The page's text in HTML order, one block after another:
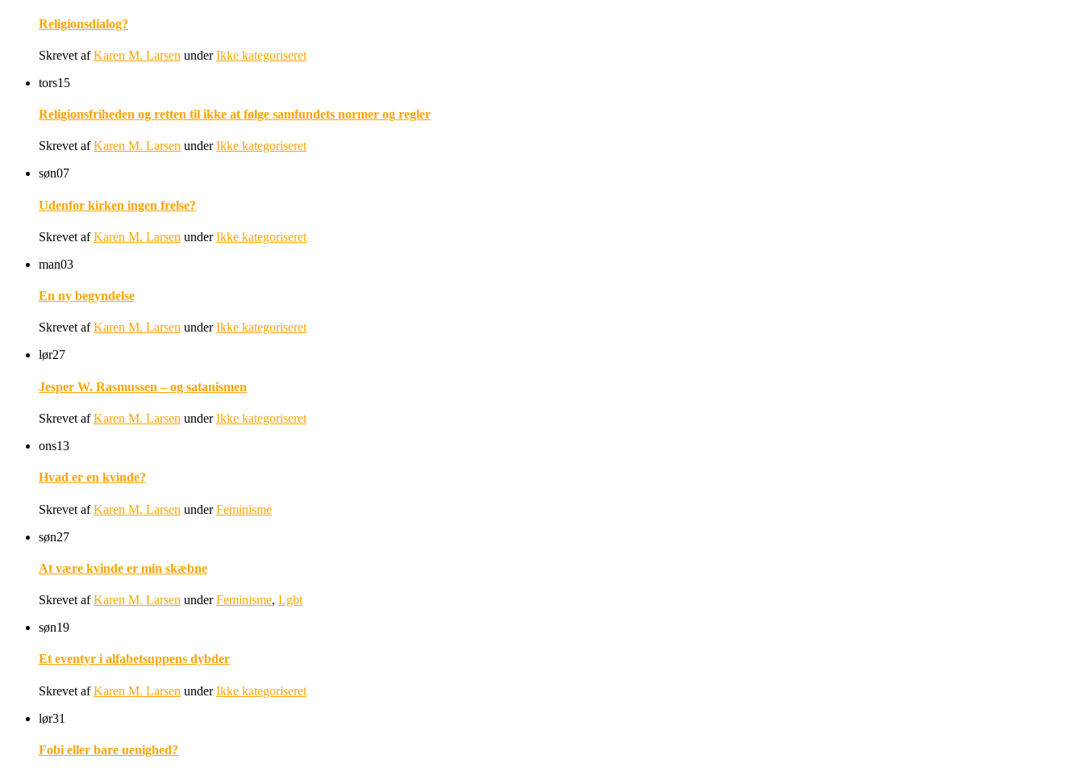
Religionsdialog?
Skrevet afKaren M. Larsen underIkke kategoriseret
tors15
Religionsfriheden og retten til ikke at følge samfundets normer og regler
Skrevet afKaren M. Larsen underIkke kategoriseret
søn07
Udenfor kirken ingen frelse?
Skrevet afKaren M. Larsen underIkke kategoriseret
man03
En ny begyndelse
Skrevet afKaren M. Larsen underIkke kategoriseret
lør27
Jesper W. Rasmussen – og satanismen
Skrevet afKaren M. Larsen underIkke kategoriseret
ons13
Hvad er en kvinde?
Skrevet afKaren M. Larsen underFeminisme
søn27
At være kvinde er min skæbne
Skrevet afKaren M. Larsen underFeminisme, Lgbt
søn19
Et eventyr i alfabetsuppens dybder
Skrevet afKaren M. Larsen underIkke kategoriseret
lør31
Fobi eller bare uenighed?